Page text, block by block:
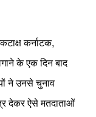
कर्नाटक,
के एक दिन बाद
ने उनसे चुनाव
देकर ऐसे मतदाताओं